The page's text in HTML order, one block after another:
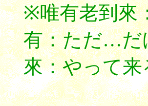
※唯有老到來
有：ただ…
來：やって